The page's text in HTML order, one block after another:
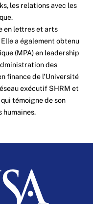
les relations avec les
en lettres et arts
a également obtenu
(MPA) en leadership
des
finance de l'Université
exécutif SHRM et
témoigne de son
humaines.